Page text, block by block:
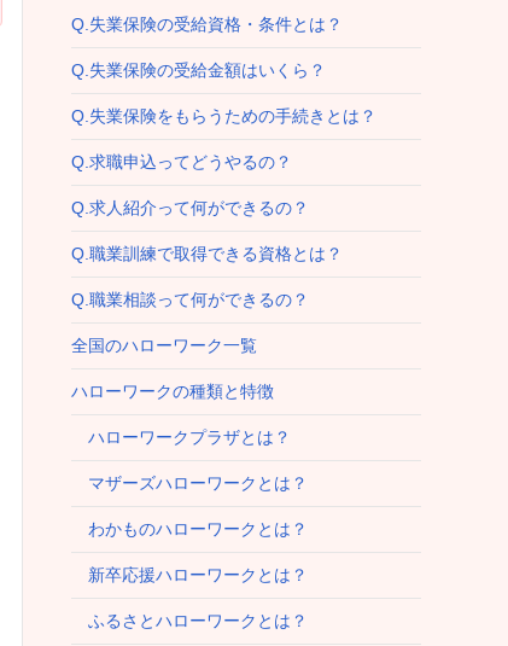
Q.失業保険の受給資格・条件とは？
Q.失業保険の受給金額はいくら？
Q.失業保険をもらうための手続きとは？
Q.求職申込ってどうやるの？
Q.求人紹介って何ができるの？
Q.職業訓練で取得できる資格とは？
Q.職業相談って何ができるの？
全国のハローワーク一覧
ハローワークの種類と特徴
ハローワークプラザとは？
マザーズハローワークとは？
わかものハローワークとは？
新卒応援ハローワークとは？
ふるさとハローワークとは？